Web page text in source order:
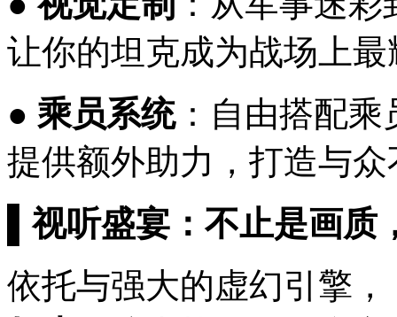
让你的坦克成为战场上
● 乘员系统：自由搭配乘
提供额外助力，打造与
▌视听盛宴：不止是画
依托与强大的虚幻引擎